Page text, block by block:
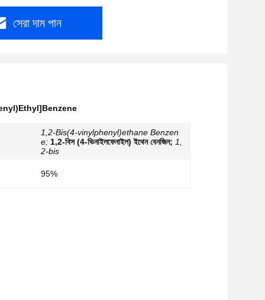
সেরা দাম পান
1,2-Bis(4-vinylphenyl)ethane Benzen
e; 1,2-বিস (4-ভিনাইলফেনাইল) ইথেন বেনজিন; 1,
2-bis
95%